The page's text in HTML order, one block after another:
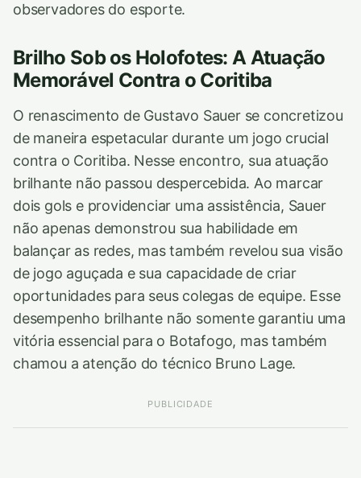
observadores do esporte.
Brilho Sob os Holofotes: A Atuação
Memorável Contra o Coritiba
O renascimento de Gustavo Sauer se concretizou
de maneira espetacular durante um jogo crucial
contra o Coritiba. Nesse encontro, sua atuação
brilhante não passou despercebida. Ao marcar
dois gols e providenciar uma assistência, Sauer
não apenas demonstrou sua habilidade em
balançar as redes, mas também revelou sua visão
de jogo aguçada e sua capacidade de criar
oportunidades para seus colegas de equipe. Esse
desempenho brilhante não somente garantiu uma
vitória essencial para o Botafogo, mas também
chamou a atenção do técnico Bruno Lage.
PUBLICIDADE